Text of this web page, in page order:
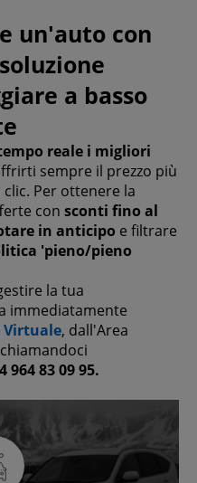
un'auto con
a basso
reale i migliori
sempre il prezzo più
Per ottenere la
con sconti fino al
in anticipo e filtrare
'pieno/pieno
la tua
immediatamente
Virtuale, dall'Area
964 83 09 95.